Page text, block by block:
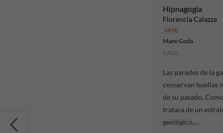
Hipnagogia
Florencia Caiazza
ARTE
Mami Goda
6 AGO
Las paredes de la
conservan huellas
de su pasado.
tratara de un
geológico,...